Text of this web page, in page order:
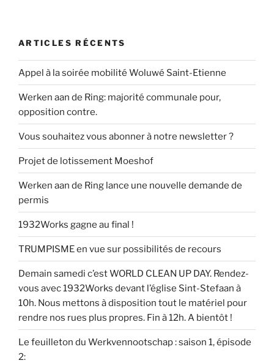
ARTICLES RÉCENTS
Appel à la soirée mobilité Woluwé Saint-Etienne
Werken aan de Ring: majorité communale pour,
opposition contre.
Vous souhaitez vous abonner à notre newsletter ?
Projet de lotissement Moeshof
Werken aan de Ring lance une nouvelle demande de
permis
1932Works gagne au final !
TRUMPISME en vue sur possibilités de recours
Demain samedi c’est WORLD CLEAN UP DAY. Rendez-
vous avec 1932Works devant l’église Sint-Stefaan à
10h. Nous mettons à disposition tout le matériel pour
rendre nos rues plus propres. Fin à 12h. A bientôt !
Le feuilleton du Werkvennootschap : saison 1, épisode
2: